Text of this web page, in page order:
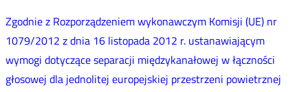
Zgodnie z Rozporządzeniem wykonawczym Komisji (UE) nr
1079/2012 z dnia 16 listopada 2012 r. ustanawiającym
wymogi dotyczące separacji międzykanałowej w łączności
głosowej dla jednolitej europejskiej przestrzeni powietrznej